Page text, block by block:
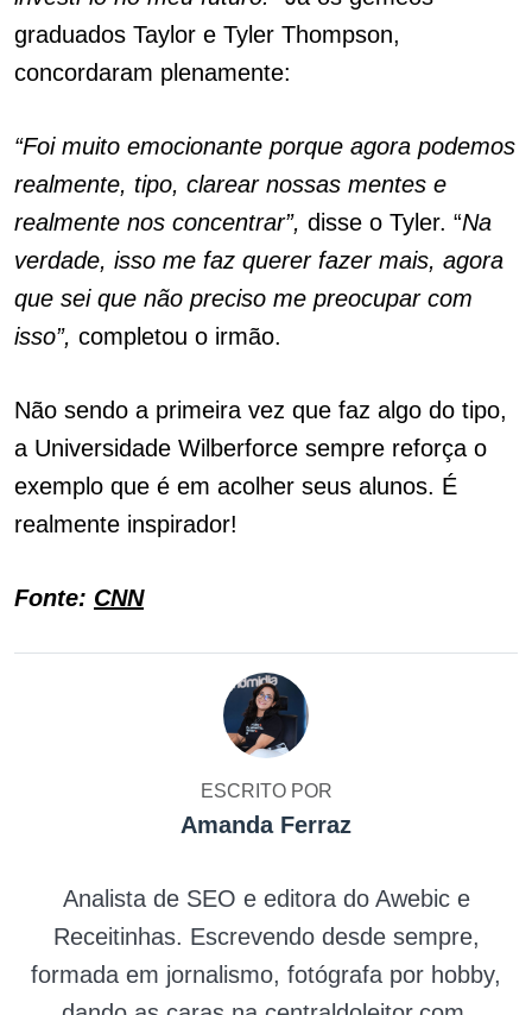
graduados Taylor e Tyler Thompson,
concordaram plenamente:
“Foi muito emocionante porque agora podemos
realmente, tipo, clarear nossas mentes e
realmente nos concentrar”, disse o Tyler. “Na
verdade, isso me faz querer fazer mais, agora
que sei que não preciso me preocupar com
isso”, completou o irmão.
Não sendo a primeira vez que faz algo do tipo,
a Universidade Wilberforce sempre reforça o
exemplo que é em acolher seus alunos. É
realmente inspirador!
Fonte: CNN
ESCRITO POR
Amanda Ferraz
Analista de SEO e editora do Awebic e
Receitinhas. Escrevendo desde sempre,
formada em jornalismo, fotógrafa por hobby,